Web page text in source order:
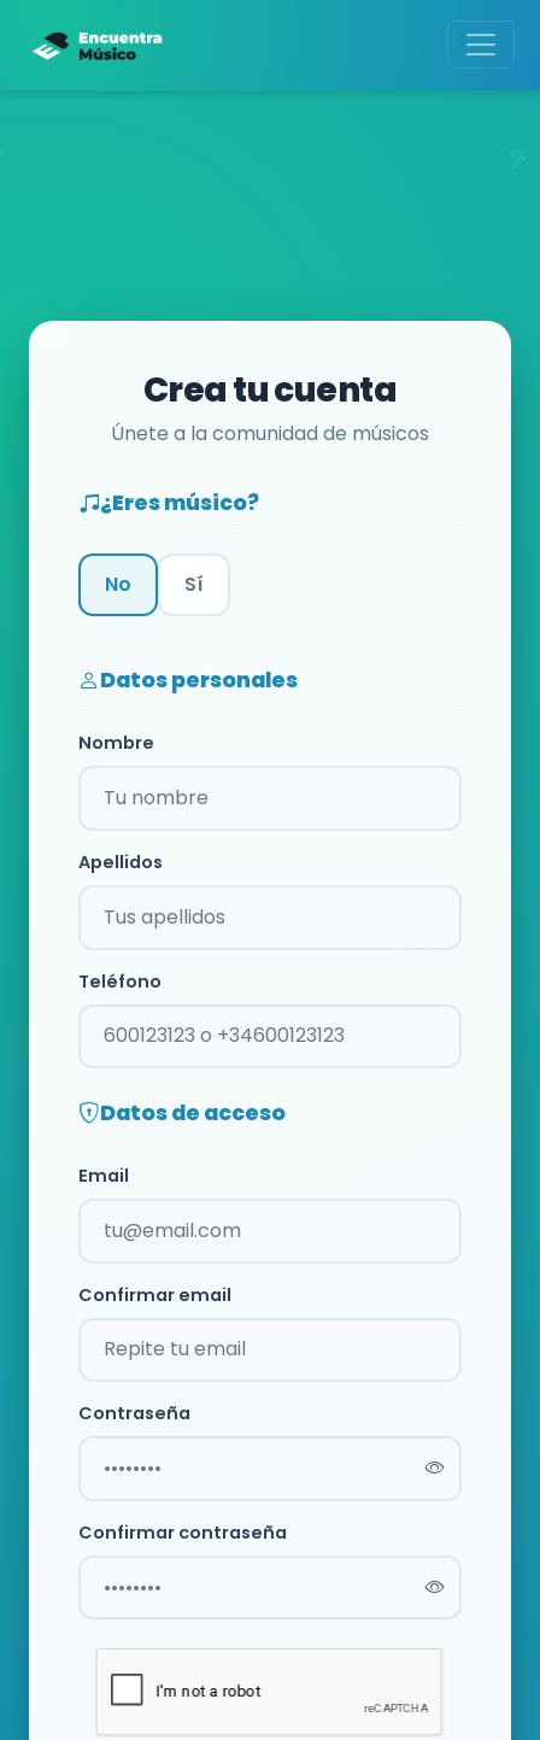
Crea tu cuenta
Únete a la comunidad de músicos
¿Eres músico?
No Sí
Datos personales
Nombre
Apellidos
Teléfono
Datos de acceso
Email
Confirmar email
Contraseña
Confirmar contraseña